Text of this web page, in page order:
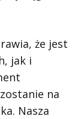
że jest
jak i
na
Nasza